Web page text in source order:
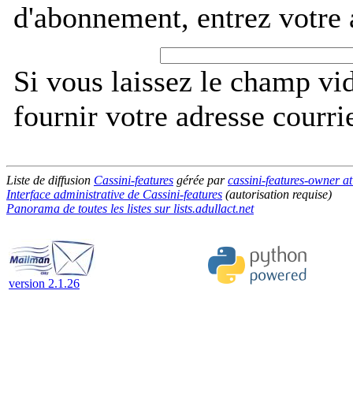
d'abonnement, entrez
Si vous laissez le champ
fournir votre adresse
Liste de diffusion Cassini-features gérée parcassini-features-owner
Interface administrative de Cassini-features (autorisation requise)
Panorama de toutes les listes sur lists.adullact.net
version 2.1.26